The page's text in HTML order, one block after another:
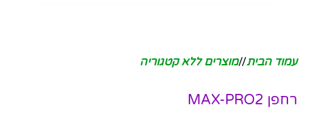
עמוד הבית/ מוצרים ללא קטגוריה
רחפן MAX-PRO2